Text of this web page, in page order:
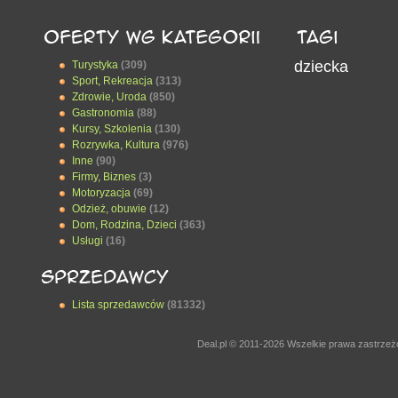
Turystyka (309)
Sport, Rekreacja (313)
Zdrowie, Uroda (850)
Gastronomia (88)
Kursy, Szkolenia (130)
Rozrywka, Kultura (976)
Inne (90)
Firmy, Biznes (3)
Motoryzacja (69)
Odzież, obuwie (12)
Dom, Rodzina, Dzieci (363)
Usługi (16)
Lista sprzedawców (81332)
dziecka
Deal.pl © 2011-2026 Wszelkie prawa